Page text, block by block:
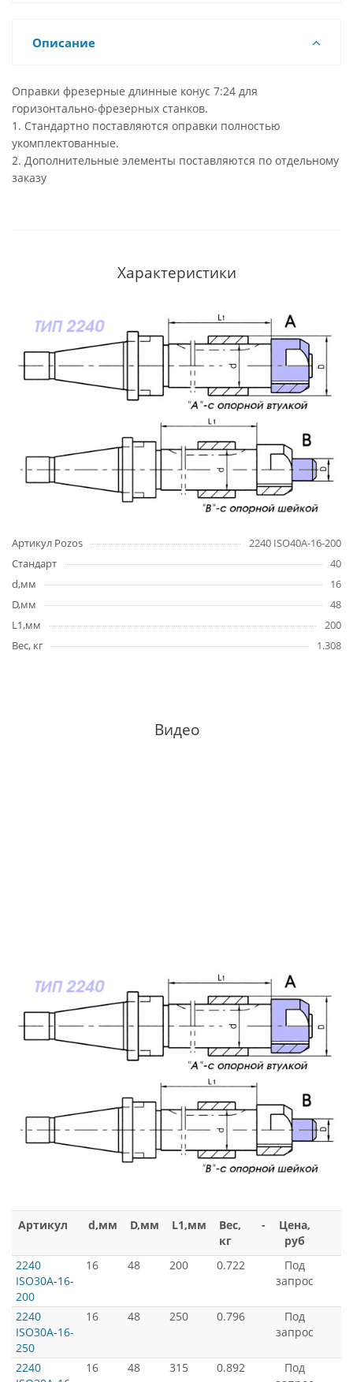
Описание
Оправки фрезерные длинные конус 7:24 для
горизонтально-фрезерных станков.
1. Стандартно поставляются оправки полностью
укомплектованные.
2. Дополнительные элементы поставляются по отдельному
заказу
Характеристики
Артикул Pozos
2240 ISO40A-16-200
Стандарт
40
d,мм
16
D,мм
48
L1,мм
200
Вес, кг
1.308
Видео
Артикул d,мм D,мм L1,мм
Вес,
кг
-
Цена,
руб
2240
ISO30A-16-
200
16 48 200 0.722
Под
запрос
2240
ISO30A-16-
250
16 48 250 0.796
Под
запрос
2240
16 48 315 0.892
Под